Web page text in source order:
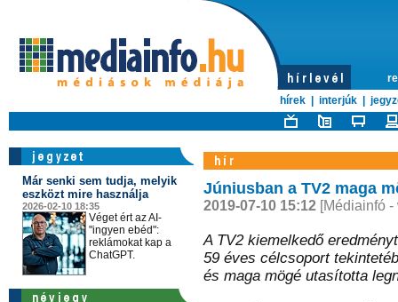
hírek
interjúk
Már senki sem tudja, melyik
eszközt mire használja
2026-02-10 18:35
Véget ért az AI-
"ingyen ebéd":
reklámokat kap a
ChatGPT.
Júniusban a TV2 maga
2019-07-10 15:12[Médiainfó -
A TV2 kiemelkedő
59 éves célcsoport
és maga mögé utasította